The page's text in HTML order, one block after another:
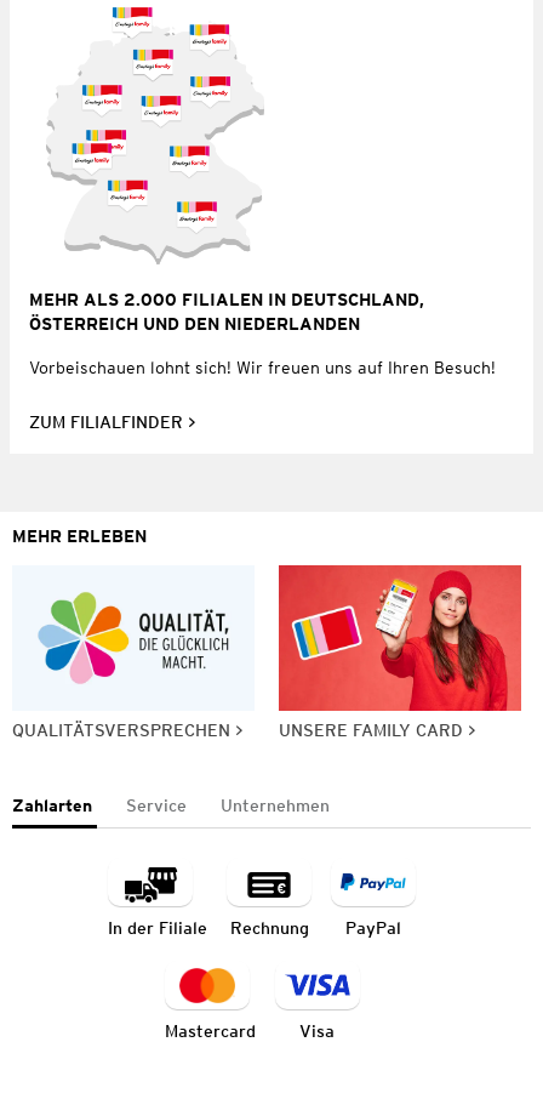
MEHR ALS 2.000 FILIALEN IN DEUTSCHLAND,
ÖSTERREICH UND DEN NIEDERLANDEN
Vorbeischauen lohnt sich! Wir freuen uns auf Ihren Besuch!
ZUM FILIALFINDER
MEHR ERLEBEN
QUALITÄTSVERSPRECHEN UNSERE FAMILY CARD
Zahlarten Service Unternehmen
In der Filiale Rechnung PayPal
Mastercard Visa